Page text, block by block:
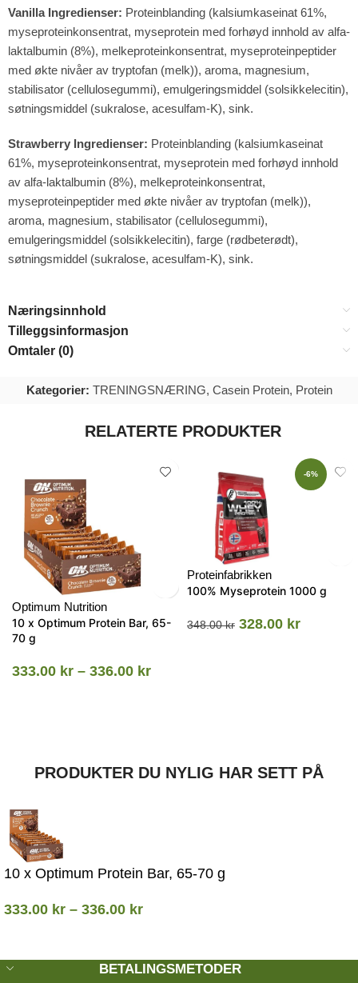
Vanilla Ingredienser: Proteinblanding (kalsiumkaseinat 61%,
myseproteinkonsentrat, myseprotein med forhøyd innhold av alfa-
laktalbumin (8%), melkeproteinkonsentrat, myseproteinpeptider
med økte nivåer av tryptofan (melk)), aroma, magnesium,
stabilisator (cellulosegummi), emulgeringsmiddel (solsikkelecitin),
søtningsmiddel (sukralose, acesulfam-K), sink.
Strawberry Ingredienser: Proteinblanding (kalsiumkaseinat
61%, myseproteinkonsentrat, myseprotein med forhøyd innhold
av alfa-laktalbumin (8%), melkeproteinkonsentrat,
myseproteinpeptider med økte nivåer av tryptofan (melk)),
aroma, magnesium, stabilisator (cellulosegummi),
emulgeringsmiddel (solsikkelecitin), farge (rødbeterødt),
søtningsmiddel (sukralose, acesulfam-K), sink.
Næringsinnhold
Tilleggsinformasjon
Omtaler (0)
Kategorier: TRENINGSNÆRING, Casein Protein, Protein
RELATERTE PRODUKTER
Optimum Nutrition
10 x Optimum Protein Bar, 65-
70 g
333.00 kr – 336.00 kr
-6%
Proteinfabrikken
100% Myseprotein 1000 g
348.00kr 328.00 kr
PRODUKTER DU NYLIG HAR SETT PÅ
10 x Optimum Protein Bar, 65-70 g
333.00 kr – 336.00 kr
BETALINGSMETODER